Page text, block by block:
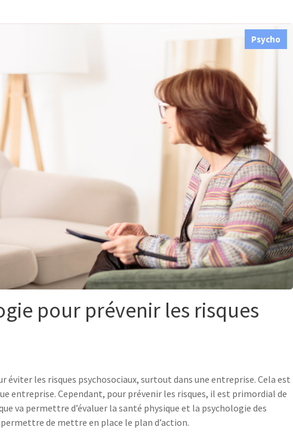
Psycho
pour prévenir les risques
les risques psychosociaux, surtout dans une entreprise. Cela est
entreprise. Cependant, pour prévenir les risques, il est primordial de
va permettre d’évaluer la santé physique et la psychologie des
de mettre en place le plan d’action.